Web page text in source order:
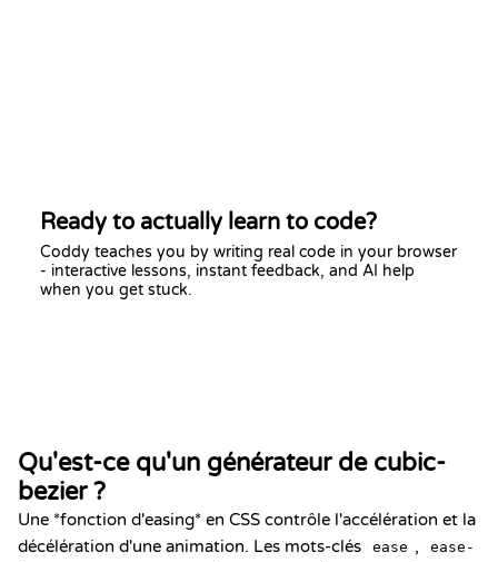
Ready to actually learn to code?
Coddy teaches you by writing real code in your browser
- interactive lessons, instant feedback, and AI help
when you get stuck.
Qu'est-ce qu'un générateur de cubic-
bezier ?
Une *fonction d'easing* en CSS contrôle l'accélération et la
décélération d'une animation. Les mots-clés
ease ,
ease-